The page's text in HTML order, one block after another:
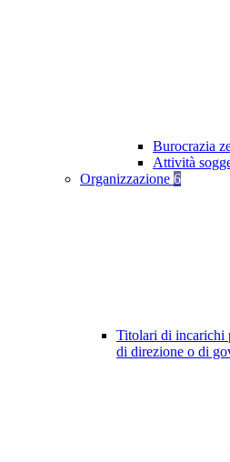
Burocrazia
Attività
Organizzazione 6
Titolari di incarichi
di direzione o di